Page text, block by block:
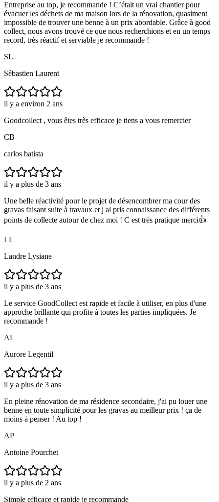
Entreprise au top, je recommande ! C’était un vrai chantier pour
évacuer les déchets de ma maison lors de la rénovation, quasiment
impossible de trouver une benne à un prix abordable. Grâce à good
collect, nous avons trouvé ce que nous recherchions et en un temps
record, très réactif et serviable je recommande !
SL
Sébastien Laurent
il y a environ 2 ans
Goodcollect , vous êtes très efficace je tiens a vous remercier
CB
carlos batista
il y a plus de 3 ans
Une belle réactivité pour le projet de désencombrer ma cour des
gravas faisant suite à travaux et j ai pris connaissance des différents
points de collecte autour de chez moi ! C est très pratique merci👍
LL
Landre Lysiane
il y a plus de 3 ans
Le service GoodCollect est rapide et facile à utiliser, en plus d'une
approche brillante qui profite à toutes les parties impliquées. Je
recommande !
AL
Aurore Legentil
il y a plus de 3 ans
En pleine rénovation de ma résidence secondaire, j'ai pu louer une
benne en toute simplicité pour les gravas au meilleur prix ! ça de
moins à penser ! Au top !
AP
Antoine Pourchet
il y a plus de 2 ans
Simple efficace et rapide je recommande